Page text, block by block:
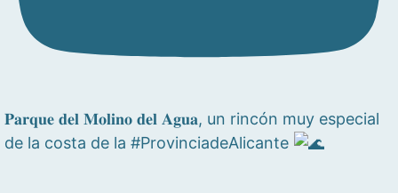
𝐏𝐚𝐫𝐪𝐮𝐞 𝐝𝐞𝐥 𝐌𝐨𝐥𝐢𝐧𝐨 𝐝𝐞𝐥 𝐀𝐠𝐮𝐚, un rincón muy especial
de la costa de la #ProvinciadeAlicante